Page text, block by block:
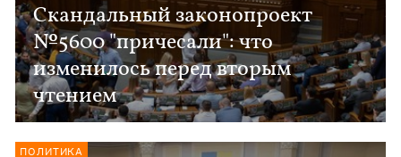
Скандальный законопроект
№5600 "причесали": что
изменилось перед вторым
чтением
ПОЛИТИКА